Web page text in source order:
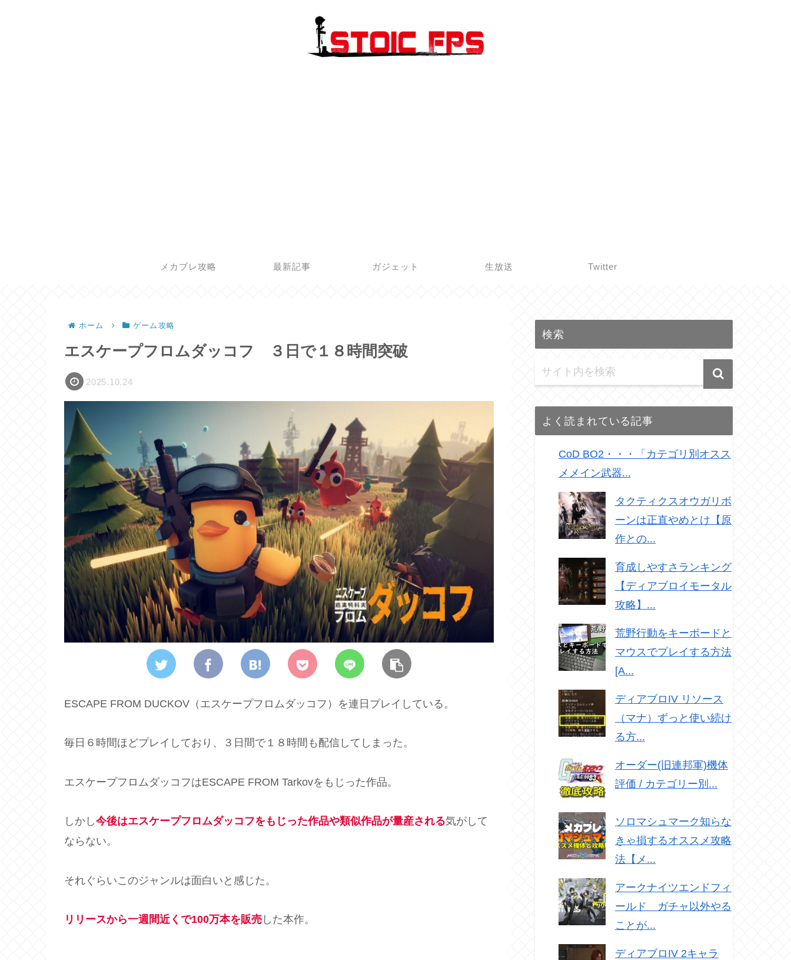
メカブレ攻略 最新記事 ガジェット 生放送 Twitter
ホーム ゲーム攻略
エスケープフロムダッコフ ３日で１８時間突破
2025.10.24
ESCAPE FROM DUCKOV（エスケープフロムダッコフ）を連日プレイしている。
毎日６時間ほどプレイしており、３日間で１８時間も配信してしまった。
エスケープフロムダッコフはESCAPE FROM Tarkovをもじった作品。
しかし今後はエスケープフロムダッコフをもじった作品や類似作品が量産される気がして
ならない。
それぐらいこのジャンルは面白いと感じた。
リリースから一週間近くで100万本を販売 した本作。
検索
よく読まれている記事
CoD BO2・・・「カテゴリ別オスス
メメイン武器...
タクティクスオウガリボ
ーンは正直やめとけ【原
作との...
育成しやすさランキング
【ディアブロイモータル
攻略】...
荒野行動をキーボードと
マウスでプレイする方法
[A...
ディアブロIV リソース
（マナ）ずっと使い続け
る方...
オーダー(旧連邦軍)機体
評価 / カテゴリー別...
ソロマシュマーク知らな
きゃ損するオススメ攻略
法【メ...
アークナイツエンドフィ
ールド ガチャ以外やる
ことが...
ディアブロIV 2キャラ